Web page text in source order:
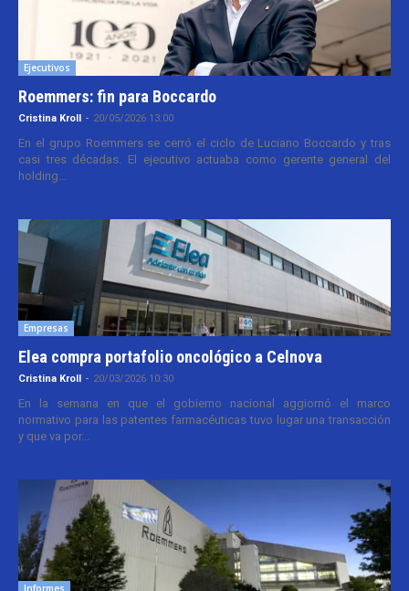
Ejecutivos
Roemmers: fin para Boccardo
Cristina Kroll - 20/05/2026 13:00
En el grupo Roemmers se cerró el ciclo de Luciano Boccardo y tras
casi tres décadas. El ejecutivo actuaba como gerente general del
holding...
Empresas
Elea compra portafolio oncológico a Celnova
Cristina Kroll - 20/03/2026 10:30
En la semana en que el gobierno nacional aggiornó el marco
normativo para las patentes farmacéuticas tuvo lugar una transacción
y que va por...
Informes